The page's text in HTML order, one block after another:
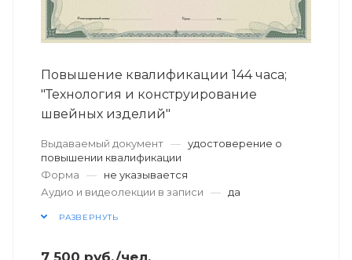
Повышение квалификации 144 часа;
"Технология и конструирование
швейных изделий"
Выдаваемый документ — удостоверение о
повышении квалификации
Форма
—
не указывается
Аудио и видеолекции в записи
— да
РАЗВЕРНУТЬ
7 500 руб./чел.